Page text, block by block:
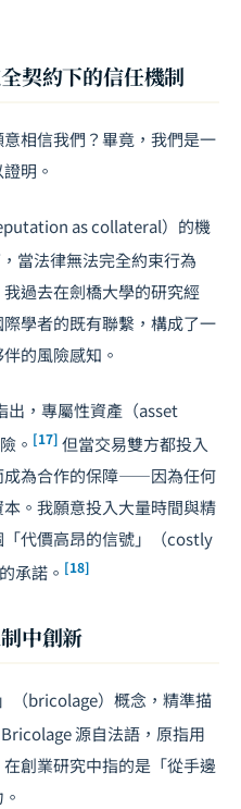
契約下的信任機制
相信我們？畢竟，我們是一
明。
as collateral）的機
當法律無法完全約束行為
過去在劍橋大學的研究經
學者的既有聯繫，構成了一
的風險感知。
，專屬性資產（asset
。 [17] 但當交易雙方都投入
成為合作的保障——因為任何
。我願意投入大量時間與精
代價高昂的信號」（costly
承諾。 [18]
中創新
（bricolage）概念，精準描
Bricolage 源自法語，原指用
創業研究中指的是「從手邊